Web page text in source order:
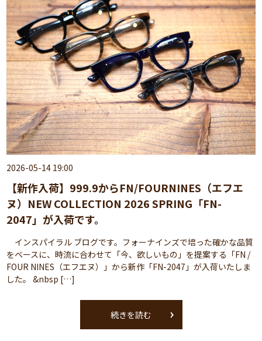
2026-05-14 19:00
【新作入荷】999.9からFN/FOURNINES（エフエ
ヌ）NEW COLLECTION 2026 SPRING「FN-
2047」が入荷です。
インスパイラル ブログです。フォーナインズで培った確かな品質
をベースに、時流に合わせて「今、欲しいもの」を提案する「FN /
FOUR NINES（エフエヌ）」から新作「FN-2047」が入荷いたしま
した。 &nbsp […]
続きを読む